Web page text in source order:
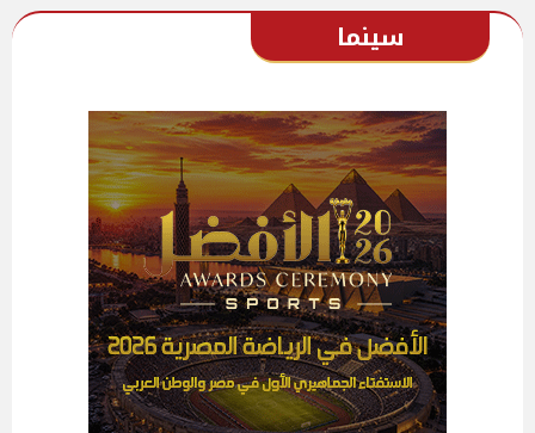
سينما